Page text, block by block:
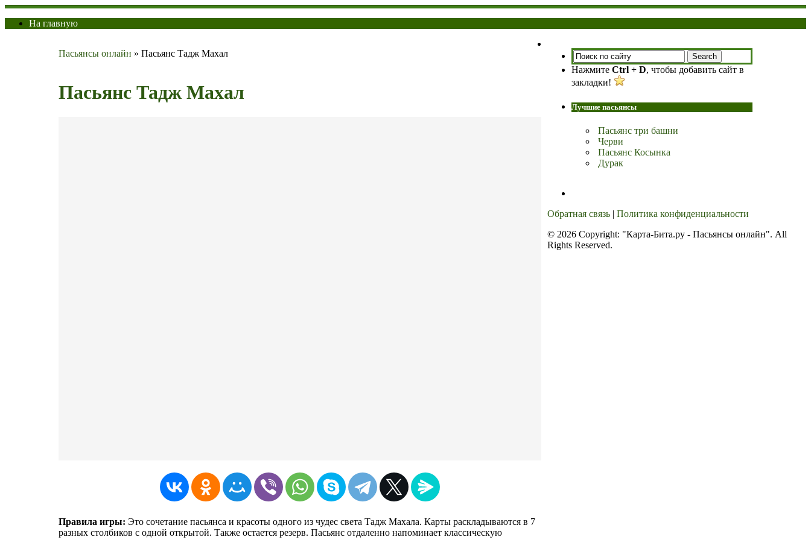
На главную
Пасьянсы онлайн » Пасьянс Тадж Махал
Пасьянс Тадж Махал
Правила игры: Это сочетание пасьянса и красоты одного из чудес света Тадж Махала. Карты раскладываются в 7
разных столбиков с одной открытой. Также остается резерв. Пасьянс отдаленно напоминает классическую
Нажмите Ctrl + D, чтобы добавить сайт в
закладки!
Лучшие пасьянсы
Пасьянс три башни
Черви
Пасьянс Косынка
Дурак
Обратная связь | Политика конфиденциальности
© 2026 Copyright: "Карта-Бита.ру - Пасьянсы онлайн". All
Rights Reserved.